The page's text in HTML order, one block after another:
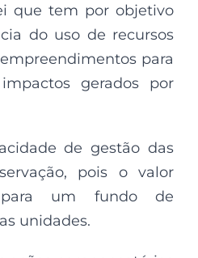
que tem por objetivo
do uso de recursos
para
gerados por
de gestão das
pois o valor
para um fundo de
unidades.